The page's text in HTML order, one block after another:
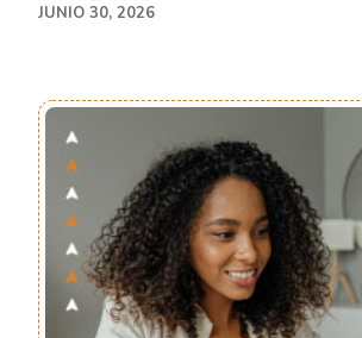
JUNIO 30, 2026